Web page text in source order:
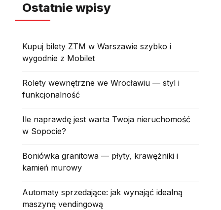
Ostatnie wpisy
Kupuj bilety ZTM w Warszawie szybko i
wygodnie z Mobilet
Rolety wewnętrzne we Wrocławiu — styl i
funkcjonalność
Ile naprawdę jest warta Twoja nieruchomość
w Sopocie?
Boniówka granitowa — płyty, krawężniki i
kamień murowy
Automaty sprzedające: jak wynająć idealną
maszynę vendingową